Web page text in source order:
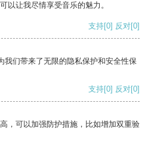
以让我尽情享受音乐的魅力。
支持[0] 反对[0]
我们带来了无限的隐私保护和安全性保
支持[0] 反对[0]
，可以加强防护措施，比如增加双重验